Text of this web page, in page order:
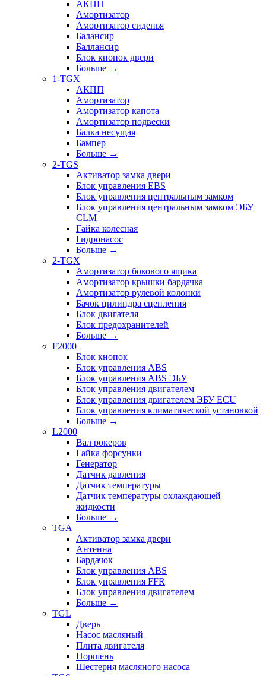
АКПП
Амортизатор
Амортизатор сиденья
Балансир
Баллансир
Блок кнопок двери
Больше →
1-TGX
АКПП
Амортизатор
Амортизатор капота
Амортизатор подвески
Балка несущая
Бампер
Больше →
2-TGS
Активатор замка двери
Блок управления EBS
Блок управления центральным замком
Блок управления центральным замком ЭБУ
CLM
Гайка колесная
Гидронасос
Больше →
2-TGX
Амортизатор бокового ящика
Амортизатор крышки бардачка
Амортизатор рулевой колонки
Бачок цилиндра сцепления
Блок двигателя
Блок предохранителей
Больше →
F2000
Блок кнопок
Блок управления ABS
Блок управления ABS ЭБУ
Блок управления двигателем
Блок управления двигателем ЭБУ ECU
Блок управления климатической установкой
Больше →
L2000
Вал рокеров
Гайка форсунки
Генератор
Датчик давления
Датчик температуры
Датчик температуры охлаждающей
жидкости
Больше →
TGA
Активатор замка двери
Антенна
Бардачок
Блок управления ABS
Блок управления FFR
Блок управления двигателем
Больше →
TGL
Дверь
Насос масляный
Плита двигателя
Поршень
Шестерня масляного насоса